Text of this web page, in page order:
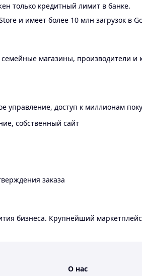
только кредитный лимит в банке.
и имеет более 10 млн загрузок в
магазины, производители
управление, доступ к миллионам
собственный сайт
заказа
бизнеса. Крупнейший
О нас